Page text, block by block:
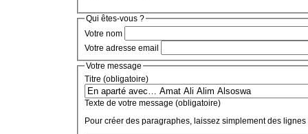
Qui êtes-vous ?
Votre nom
Votre adresse email
Votre message
Titre (obligatoire)
Texte de votre message (obligatoire)
Pour créer des paragraphes, laissez simplement des lignes